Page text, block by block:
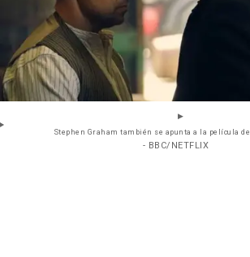
Stephen Graham también se apunta a la película
- BBC/NETFLIX